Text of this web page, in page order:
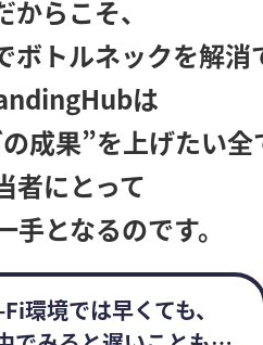
からこそ、
ボトルネックを解消
は
成果”を上げたい全
者にとって
手となるのです。
環境では早くても、